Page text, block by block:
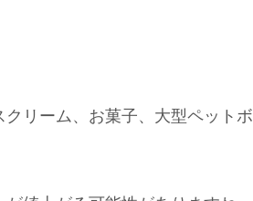
リーム、お菓子、大型ペットボ